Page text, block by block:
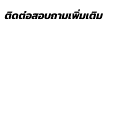
ติดต่อสอบถามเพิ่มเติม